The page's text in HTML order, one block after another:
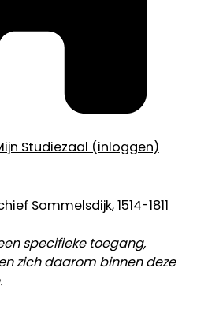
Studiezaal (inloggen)
Sommelsdijk, 1514-1811
specifieke toegang,
zich daarom binnen deze